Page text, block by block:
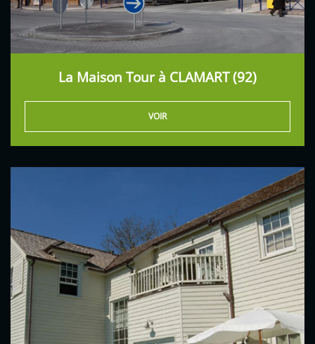
La Maison Tour à CLAMART (92)
VOIR